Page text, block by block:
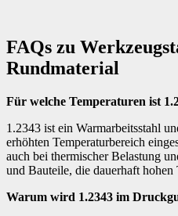
FAQs zu
Rundmaterial
Für welche Temperaturen ist
1.2343 ist ein Warmarbeitsstahl
erhöhten Temperaturbereich
auch bei thermischer Belastung
und Bauteile, die dauerhaft hohen
Warum wird 1.2343 im